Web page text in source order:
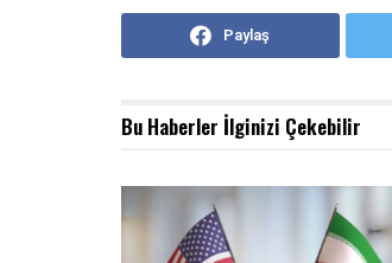
Paylaş
Bu Haberler İlginizi Çekebilir